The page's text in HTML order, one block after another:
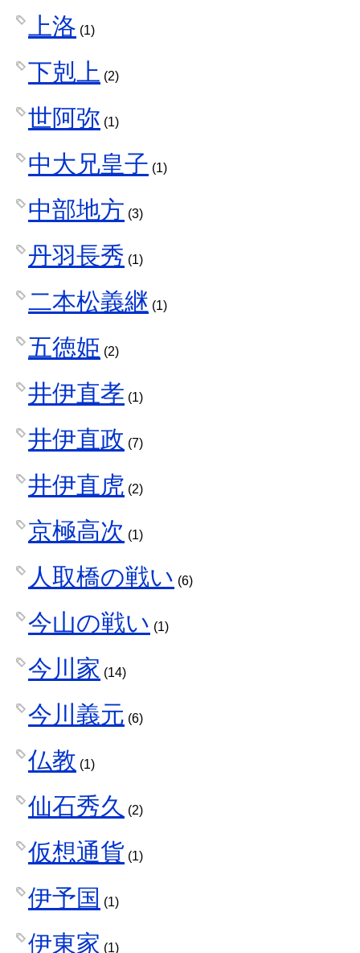
上洛 (1)
下剋上 (2)
世阿弥 (1)
中大兄皇子 (1)
中部地方 (3)
丹羽長秀 (1)
二本松義継 (1)
五徳姫 (2)
井伊直孝 (1)
井伊直政 (7)
井伊直虎 (2)
京極高次 (1)
人取橋の戦い (6)
今山の戦い (1)
今川家 (14)
今川義元 (6)
仏教 (1)
仙石秀久 (2)
仮想通貨 (1)
伊予国 (1)
伊東家 (1)